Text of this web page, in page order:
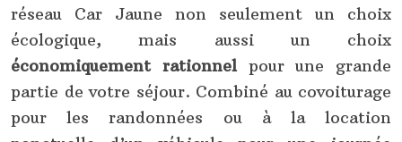
réseau Car Jaune non seulement un choix
écologique, mais aussi un choix
économiquement rationnelpour une grande
partie de votre séjour. Combiné au covoiturage
pour les randonnées ou à la location